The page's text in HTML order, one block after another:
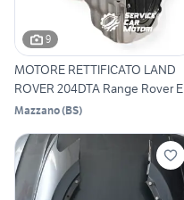
9
MOTORE RETTIFICATO LAND
ROVER 204DTA Range Rover E
Mazzano(BS)